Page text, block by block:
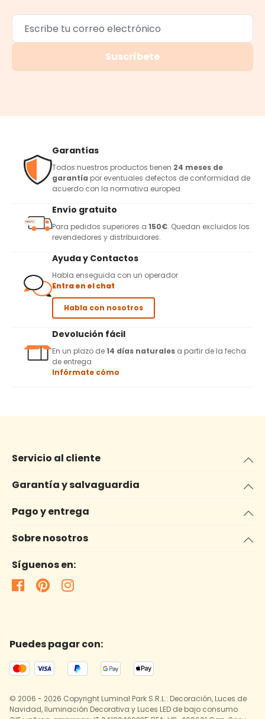
Suscríbete
Garantías
Todos nuestros productos tienen 24 meses de
garantía por eventuales defectos de conformidad de
acuerdo con la normativa europea.
Envío gratuito
Para pedidos superiores a 150€. Quedan excluidos los
revendedores y distribuidores.
Ayuda y Contactos
Habla enseguida con un operador
Entra en el chat
Habla con nosotros
Devolución fácil
En un plazo de14 días naturales a partir de la fecha
de entrega
Infórmate cómo
Servicio al cliente
Garantía y salvaguardia
Pago y entrega
Sobre nosotros
Síguenos en:
Puedes pagar con:
© 2006 - 2026 Copyright Luminal Park S.R.L.: Decoración, Luces de
Navidad, Iluminación Decorativa y Luces LED de bajo consumo